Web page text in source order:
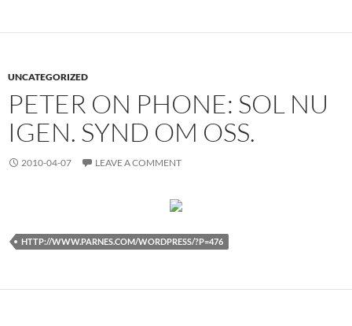
UNCATEGORIZED
PETER ON PHONE: SOL NU
IGEN. SYND OM OSS.
2010-04-07 LEAVE A COMMENT
HTTP://WWW.PARNES.COM/WORDPRESS/?P=476